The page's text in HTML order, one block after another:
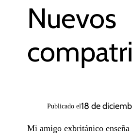
Nuevos
Publicado el18 de
Mi amigo exbritánico